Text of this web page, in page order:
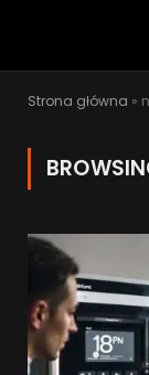
Strona główna »